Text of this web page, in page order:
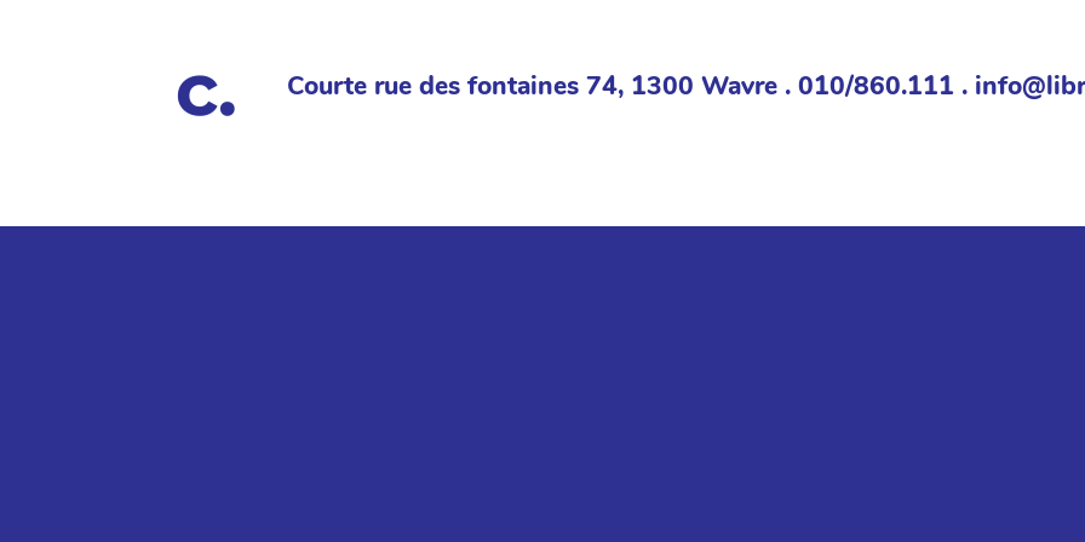
Courte rue des fontaines 74, 1300 Wavre . 010/860.111 .